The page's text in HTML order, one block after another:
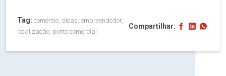
Tag: comércio, dicas, empreendedor,
localização, ponto comercial
Compartilhar: